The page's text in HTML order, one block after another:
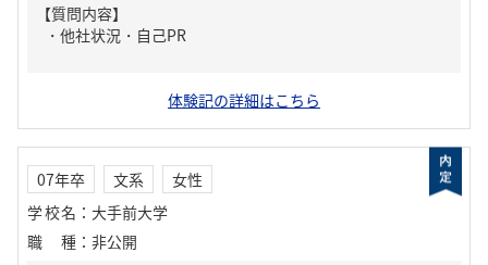
【質問内容】
・他社状況・自己PR
体験記の詳細はこちら
07年卒 文系
女性
学校名 ： 大手前大学
職種 ： 非公開